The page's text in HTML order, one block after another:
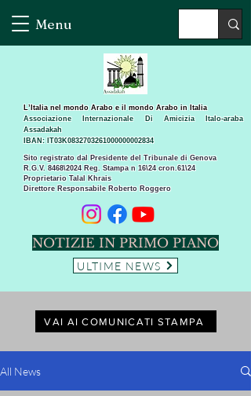
Menu
Sito registrato dal Presidente del Tribunale di Genova
R.G.V. 8468\2024 Reg. Stampa n 16\24 cron.61\24 ​
Proprietario Talal Khrais
Direttore Responsabile Roberto Roggero
L’Italia nel mondo Arabo e il mondo Arabo in Italia
Associazione Internazionale Di Amicizia Italo-araba
Assadakah
IBAN: IT03K0832703261000000002834
NOTIZIE IN PRIMO PIANO
ULTIME NEWS
VAI AI COMUNICATI STAMPA
All News